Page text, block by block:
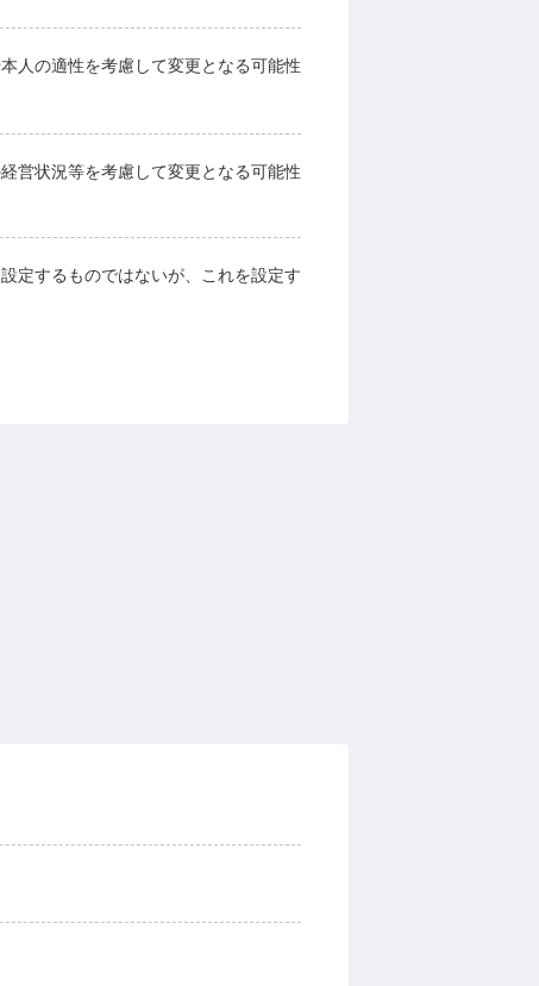
人の適性を考慮して変更となる可能性
営状況等を考慮して変更となる可能性
定するものではないが、これを設定す